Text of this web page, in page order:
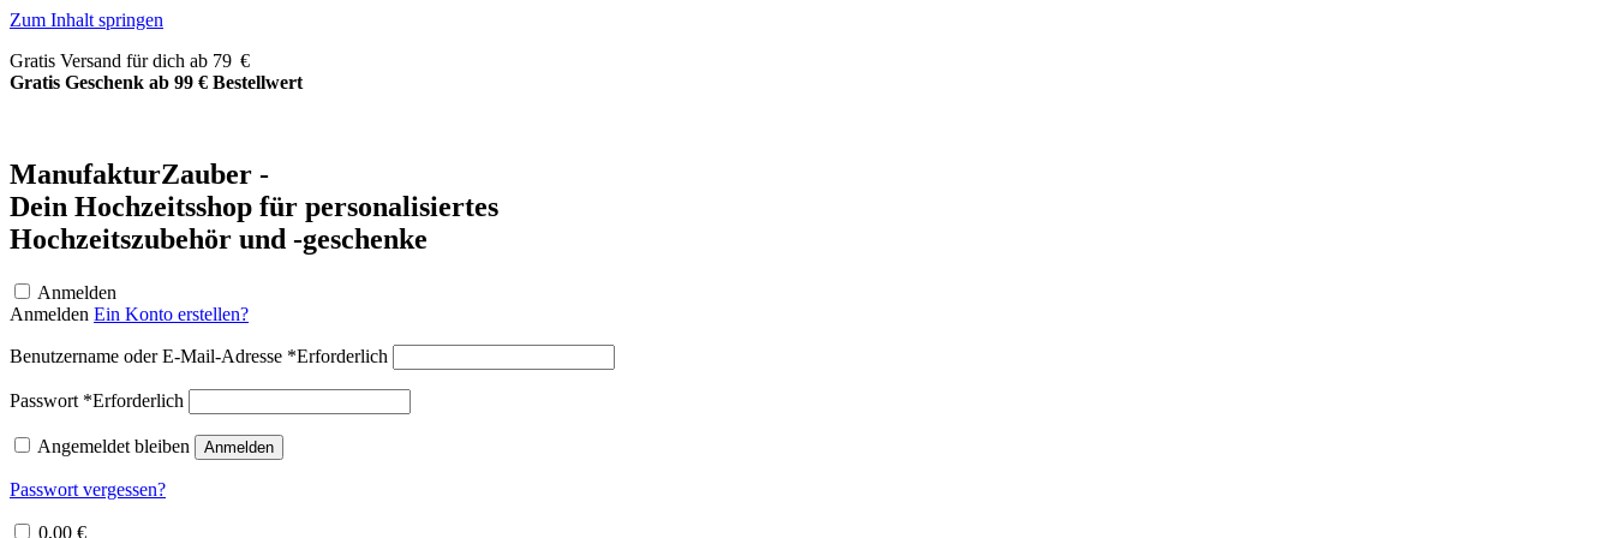
Zum Inhalt springen
Gratis Versand für dich ab 79 €
Gratis Geschenk ab 99 € Bestellwert
ManufakturZauber -
Dein Hochzeitsshop für personalisiertes
Hochzeitszubehör und -geschenke
Anmelden
Anmelden Ein Konto erstellen?
Benutzername oder E-Mail-Adresse *Erforderlich
Passwort *Erforderlich
Angemeldet bleiben Anmelden
Passwort vergessen?
0,00 €